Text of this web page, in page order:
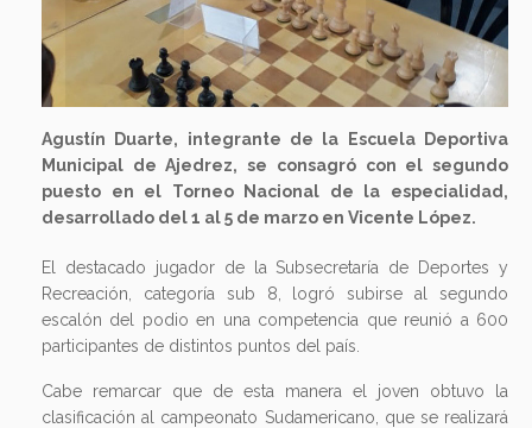
Agustín Duarte, integrante de la Escuela Deportiva
Municipal de Ajedrez, se consagró con el segundo
puesto en el Torneo Nacional de la especialidad,
desarrollado del 1 al 5 de marzo en Vicente López.
El destacado jugador de la Subsecretaría de Deportes y
Recreación, categoría sub 8, logró subirse al segundo
escalón del podio en una competencia que reunió a 600
participantes de distintos puntos del país.
Cabe remarcar que de esta manera el joven obtuvo la
clasificación al campeonato Sudamericano, que se realizará